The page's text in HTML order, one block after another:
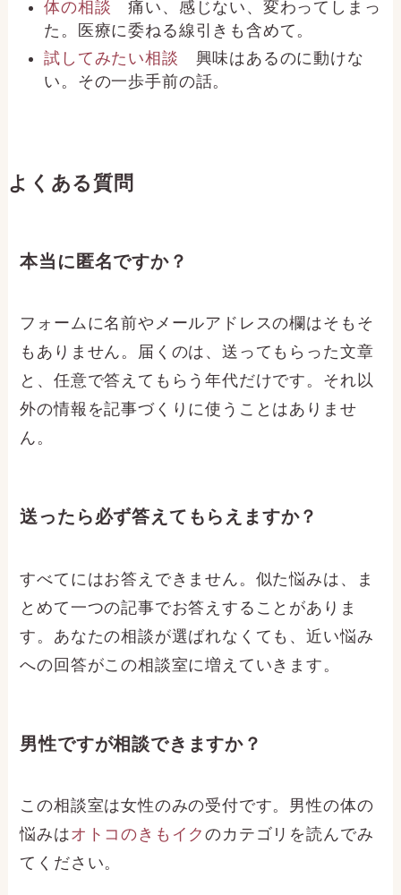
体の相談 痛い、感じない、変わってしまっ
た。医療に委ねる線引きも含めて。
試してみたい相談 興味はあるのに動けな
い。その一歩手前の話。
よくある質問
本当に匿名ですか？
フォームに名前やメールアドレスの欄はそもそ
もありません。届くのは、送ってもらった文章
と、任意で答えてもらう年代だけです。それ以
外の情報を記事づくりに使うことはありませ
ん。
送ったら必ず答えてもらえますか？
すべてにはお答えできません。似た悩みは、ま
とめて一つの記事でお答えすることがありま
す。あなたの相談が選ばれなくても、近い悩み
への回答がこの相談室に増えていきます。
男性ですが相談できますか？
この相談室は女性のみの受付です。男性の体の
悩みはオトコのきもイクのカテゴリを読んでみ
てください。